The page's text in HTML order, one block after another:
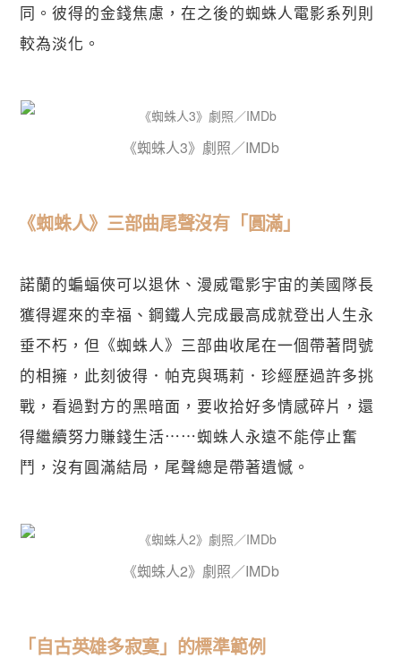
同。彼得的金錢焦慮，在之後的蜘蛛人電影系列則
較為淡化。
《蜘蛛人3》劇照／IMDb
《蜘蛛人》三部曲尾聲沒有「圓滿」
諾蘭的蝙蝠俠可以退休、漫威電影宇宙的美國隊長
獲得遲來的幸福、鋼鐵人完成最高成就登出人生永
垂不朽，但《蜘蛛人》三部曲收尾在一個帶著問號
的相擁，此刻彼得．帕克與瑪莉．珍經歷過許多挑
戰，看過對方的黑暗面，要收拾好多情感碎片，還
得繼續努力賺錢生活⋯⋯蜘蛛人永遠不能停止奮
鬥，沒有圓滿結局，尾聲總是帶著遺憾。
《蜘蛛人2》劇照／IMDb
「自古英雄多寂寞」的標準範例